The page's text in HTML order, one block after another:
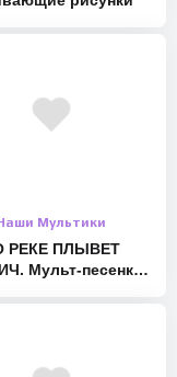
Мультики
РЕКЕ ПЛЫВЕТ
Мульт-песенка.